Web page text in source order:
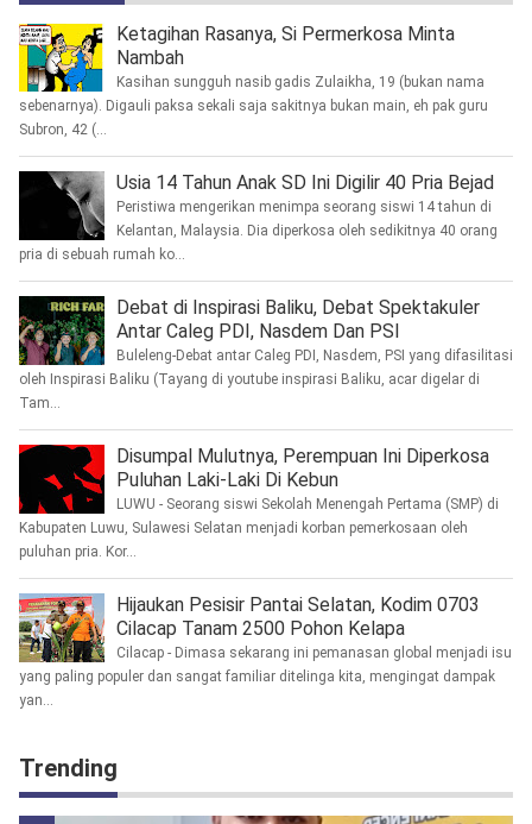
Ketagihan Rasanya, Si Permerkosa Minta
Nambah
Kasihan sungguh nasib gadis Zulaikha, 19 (bukan nama
sebenarnya). Digauli paksa sekali saja sakitnya bukan main, eh pak guru
Subron, 42 (...
Usia 14 Tahun Anak SD Ini Digilir 40 Pria Bejad
Peristiwa mengerikan menimpa seorang siswi 14 tahun di
Kelantan, Malaysia. Dia diperkosa oleh sedikitnya 40 orang
pria di sebuah rumah ko...
Debat di Inspirasi Baliku, Debat Spektakuler
Antar Caleg PDI, Nasdem Dan PSI
Buleleng-Debat antar Caleg PDI, Nasdem, PSI yang difasilitasi
oleh Inspirasi Baliku (Tayang di youtube inspirasi Baliku, acar digelar di
Tam...
Disumpal Mulutnya, Perempuan Ini Diperkosa
Puluhan Laki-Laki Di Kebun
LUWU - Seorang siswi Sekolah Menengah Pertama (SMP) di
Kabupaten Luwu, Sulawesi Selatan menjadi korban pemerkosaan oleh
puluhan pria. Kor...
Hijaukan Pesisir Pantai Selatan, Kodim 0703
Cilacap Tanam 2500 Pohon Kelapa
Cilacap - Dimasa sekarang ini pemanasan global menjadi isu
yang paling populer dan sangat familiar ditelinga kita, mengingat dampak
yan...
Trending